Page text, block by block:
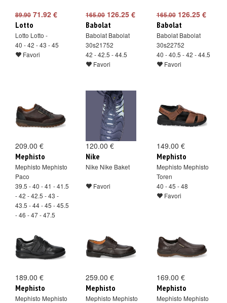
89.90 71.92 €
Lotto
Lotto Lotto -
40 - 42 - 43 - 45
Favori
165.00126.25 €
Babolat
Babolat Babolat
30s21752
42 - 42.5 - 44.5
Favori
165.00126.25 €
Babolat
Babolat Babolat
30s22752
40 - 40.5 - 42 - 44.5
Favori
209.00 €
Mephisto
Mephisto Mephisto
Paco
39.5 - 40 - 41 - 41.5
- 42 - 42.5 - 43 -
43.5 - 44 - 45 - 45.5
- 46 - 47 - 47.5
120.00 €
Nike
Nike Nike Baket
Favori
149.00 €
Mephisto
Mephisto Mephisto
Toren
40 - 45 - 48
Favori
189.00 €
Mephisto
Mephisto Mephisto
259.00 €
Mephisto
Mephisto Mephisto
169.00 €
Mephisto
Mephisto Mephisto